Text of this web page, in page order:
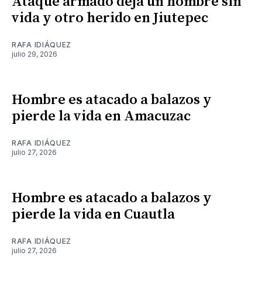
vida y otro herido en Jiutepec
RAFA IDIÁQUEZ
julio 29, 2026
Hombre es atacado a balazos y
pierde la vida en Amacuzac
RAFA IDIÁQUEZ
julio 27, 2026
Hombre es atacado a balazos y
pierde la vida en Cuautla
RAFA IDIÁQUEZ
julio 27, 2026